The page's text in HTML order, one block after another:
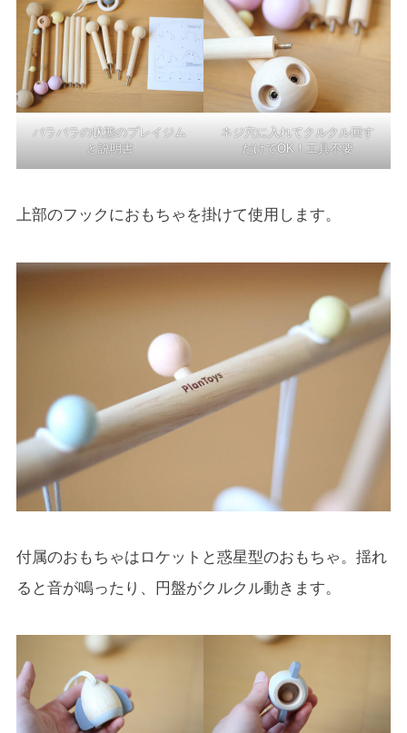
バラバラの状態のプレイジム
と説明書
ネジ穴に入れてクルクル回す
だけでOK！工具不要
上部のフックにおもちゃを掛けて使用します。
付属のおもちゃはロケットと惑星型のおもちゃ。揺れ
ると音が鳴ったり、円盤がクルクル動きます。